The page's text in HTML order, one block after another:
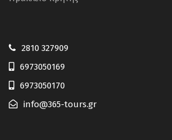
2810 327909
6973050169
6973050170
info@365-tours.gr